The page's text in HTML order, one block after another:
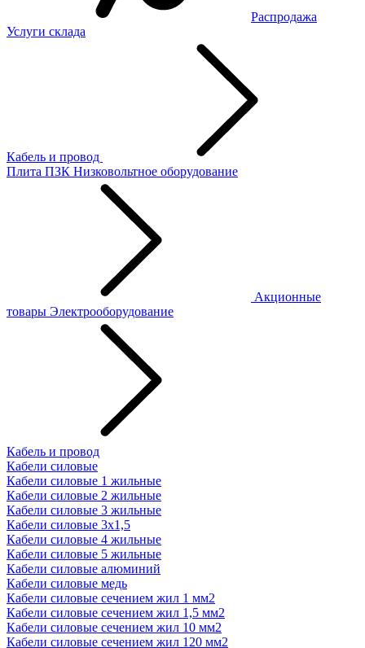
Распродажа
Услуги склада
Кабель и провод
Плита ПЗК Низковольтное оборудование
Акционные
товары Электрооборудование
Кабель и провод
Кабели силовые
Кабели силовые 1 жильные
Кабели силовые 2 жильные
Кабели силовые 3 жильные
Кабели силовые 3х1,5
Кабели силовые 4 жильные
Кабели силовые 5 жильные
Кабели силовые алюминий
Кабели силовые медь
Кабели силовые сечением жил 1 мм2
Кабели силовые сечением жил 1,5 мм2
Кабели силовые сечением жил 10 мм2
Кабели силовые сечением жил 120 мм2